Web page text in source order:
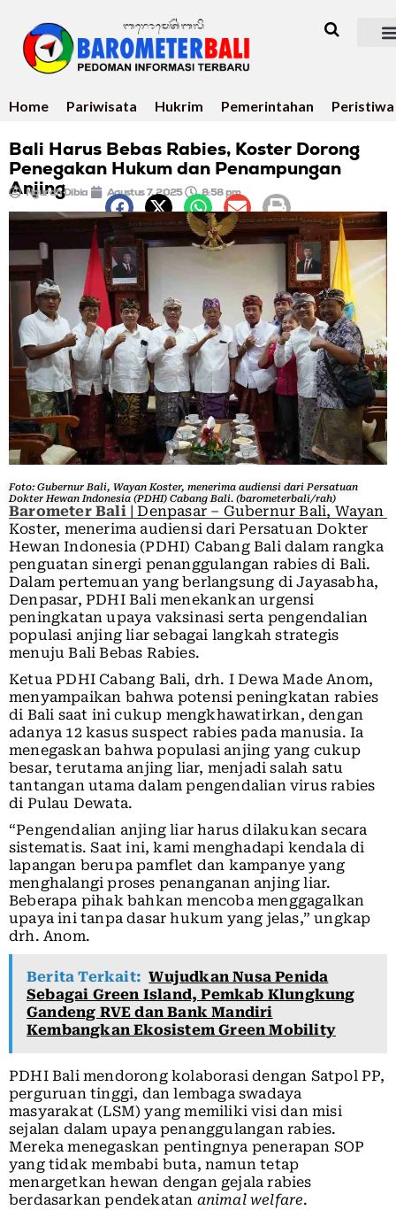
Home Pariwisata Hukrim Pemerintahan Peristiwa
Bali Harus Bebas Rabies, Koster Dorong
Penegakan Hukum dan Penampungan
Anjing
Ngurah Dibia Agustus 7, 2025 8:58 pm
Foto: Gubernur Bali, Wayan Koster, menerima audiensi dari Persatuan
Dokter Hewan Indonesia (PDHI) Cabang Bali. (barometerbali/rah)
Barometer Bali
| Denpasar – Gubernur Bali, Wayan
Koster, menerima audiensi dari Persatuan Dokter
Hewan Indonesia (PDHI) Cabang Bali dalam rangka
penguatan sinergi penanggulangan rabies di Bali.
Dalam pertemuan yang berlangsung di Jayasabha,
Denpasar, PDHI Bali menekankan urgensi
peningkatan upaya vaksinasi serta pengendalian
populasi anjing liar sebagai langkah strategis
menuju Bali Bebas Rabies.
Ketua PDHI Cabang Bali, drh. I Dewa Made Anom,
menyampaikan bahwa potensi peningkatan rabies
di Bali saat ini cukup mengkhawatirkan, dengan
adanya 12 kasus suspect rabies pada manusia. Ia
menegaskan bahwa populasi anjing yang cukup
besar, terutama anjing liar, menjadi salah satu
tantangan utama dalam pengendalian virus rabies
di Pulau Dewata.
“Pengendalian anjing liar harus dilakukan secara
sistematis. Saat ini, kami menghadapi kendala di
lapangan berupa pamflet dan kampanye yang
menghalangi proses penanganan anjing liar.
Beberapa pihak bahkan mencoba menggagalkan
upaya ini tanpa dasar hukum yang jelas,” ungkap
drh. Anom.
Berita Terkait: Wujudkan Nusa Penida
Sebagai Green Island, Pemkab Klungkung
Gandeng RVE dan Bank Mandiri
Kembangkan Ekosistem Green Mobility
PDHI Bali mendorong kolaborasi dengan Satpol PP,
perguruan tinggi, dan lembaga swadaya
masyarakat (LSM) yang memiliki visi dan misi
sejalan dalam upaya penanggulangan rabies.
Mereka menegaskan pentingnya penerapan SOP
yang tidak membabi buta, namun tetap
menargetkan hewan dengan gejala rabies
berdasarkan pendekatan animal welfare.